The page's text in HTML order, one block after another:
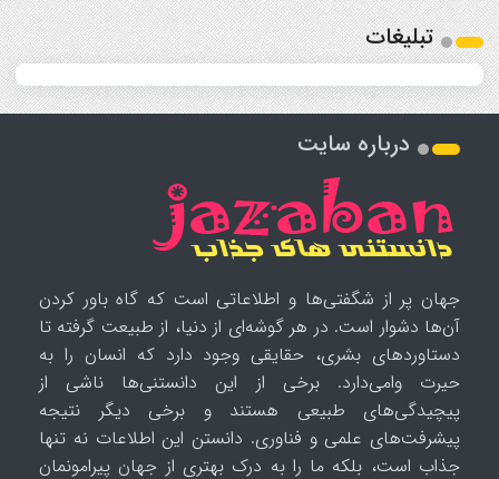
تبلیغات
درباره سایت
جهان پر از شگفتی‌ها و اطلاعاتی است که گاه باور کردن
آن‌ها دشوار است. در هر گوشه‌ای از دنیا، از طبیعت گرفته تا
دستاوردهای بشری، حقایقی وجود دارد که انسان را به
حیرت وامی‌دارد. برخی از این دانستنی‌ها ناشی از
پیچیدگی‌های طبیعی هستند و برخی دیگر نتیجه
پیشرفت‌های علمی و فناوری. دانستن این اطلاعات نه تنها
جذاب است، بلکه ما را به درک بهتری از جهان پیرامونمان